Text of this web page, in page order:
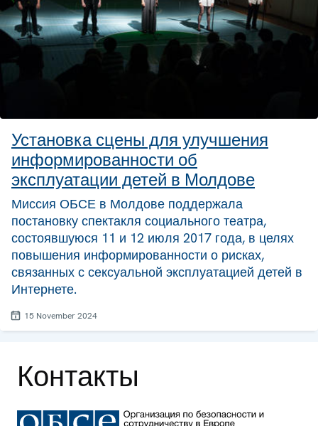
Установка сцены для улучшения
информированности об
эксплуатации детей в Молдове
Миссия ОБСЕ в Молдове поддержала
постановку спектакля социального театра,
состоявшуюся 11 и 12 июля 2017 года, в целях
повышения информированности о рисках,
связанных с сексуальной эксплуатацией детей в
Интернете.
15 November 2024
Контакты